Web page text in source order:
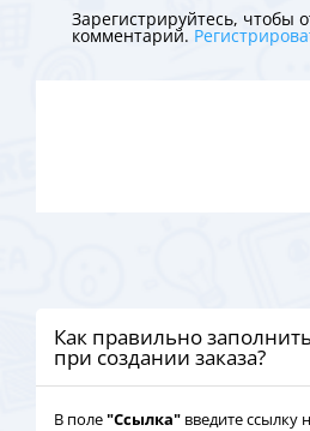
Зарегистрируйтесь, чтобы
комментарий.
Как правильно
при создании заказа?
В поле"Ссылка" введите ссылку